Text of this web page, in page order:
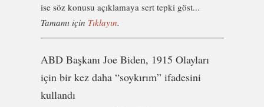
ise söz konusu açıklamaya sert tepki göst...
Tamamı için Tıklayın.
ABD Başkanı Joe Biden, 1915 Olayları
için bir kez daha “soykırım” ifadesini
kullandı